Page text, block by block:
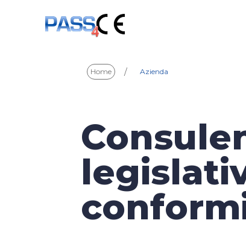
Home / Azienda